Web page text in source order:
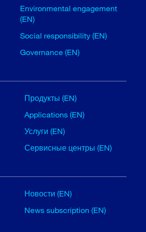
Environmental engagement
(EN)
Social responsibility (EN)
Governance (EN)
Продукты (EN)
Applications (EN)
Услуги (EN)
Сервисные центры (EN)
Новости (EN)
News subscription (EN)